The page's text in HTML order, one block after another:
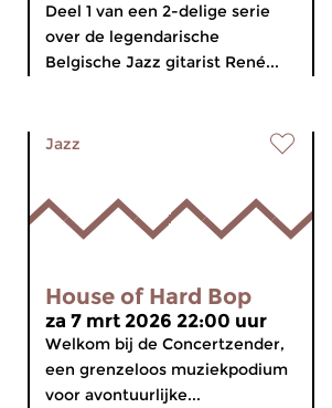
Deel 1 van een 2-delige serie
over de legendarische
Belgische Jazz gitarist René...
Jazz
House of Hard Bop
za 7 mrt 2026 22:00 uur
Welkom bij de Concertzender,
een grenzeloos muziekpodium
voor avontuurlijke...